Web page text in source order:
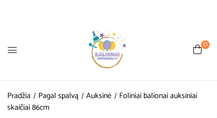
0
Pradžia Pagal spalvą Auksinė
Foliniai balionai auksiniai
skaičiai 86cm